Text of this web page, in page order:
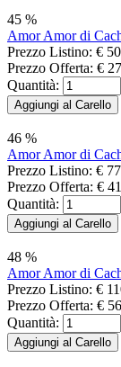
45 %
Amor Amor di
Prezzo Listino: €
Prezzo Offerta: €
Quantità:
46 %
Amor Amor di
Prezzo Listino: €
Prezzo Offerta: €
Quantità:
48 %
Amor Amor di
Prezzo Listino: €
Prezzo Offerta: €
Quantità: